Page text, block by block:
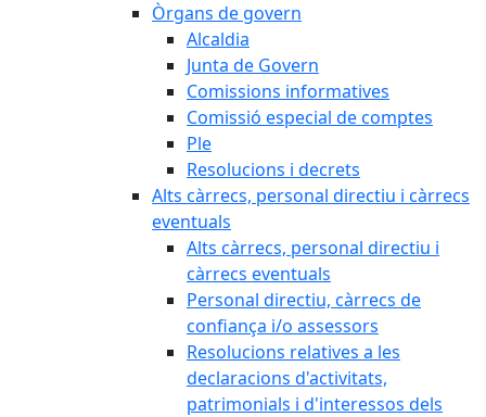
Òrgans de govern
Alcaldia
Junta de Govern
Comissions informatives
Comissió especial de comptes
Ple
Resolucions i decrets
Alts càrrecs, personal directiu i càrrecs
eventuals
Alts càrrecs, personal directiu i
càrrecs eventuals
Personal directiu, càrrecs de
confiança i/o assessors
Resolucions relatives a les
declaracions d'activitats,
patrimonials i d'interessos dels